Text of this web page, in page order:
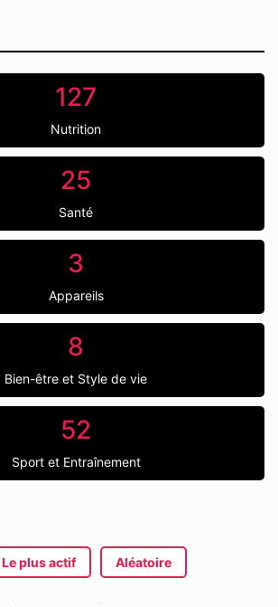
127
Nutrition
25
Santé
3
Appareils
8
Bien-être et Style de vie
52
Sport et Entraînement
Le plus actif Aléatoire